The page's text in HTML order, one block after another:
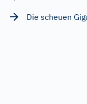
Die scheuen